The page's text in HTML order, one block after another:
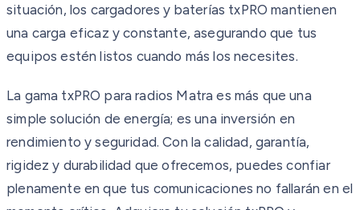
situación, los cargadores y baterías txPRO mantienen
una carga eficaz y constante, asegurando que tus
equipos estén listos cuando más los necesites.
La gama txPRO para radios Matra es más que una
simple solución de energía; es una inversión en
rendimiento y seguridad. Con la calidad, garantía,
rigidez y durabilidad que ofrecemos, puedes confiar
plenamente en que tus comunicaciones no fallarán en el